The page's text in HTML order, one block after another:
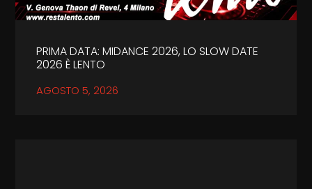
PRIMA DATA: MIDANCE 2026, LO SLOW DATE
2026 È LENTO
AGOSTO 5, 2026